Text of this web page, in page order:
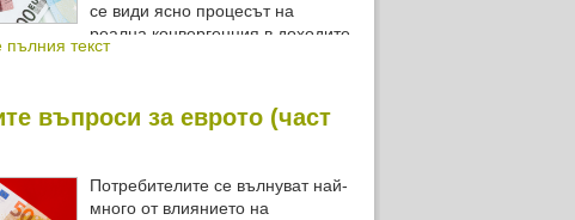
се види ясно процесът на
реална конвергенция в доходите
след приемането им в еврозоната.
пълния текст
въпроси за еврото (част
Потребителите се вълнуват най-
много от влиянието на